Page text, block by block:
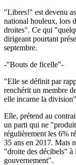
"Libres!" est devenu
national houleux, lors
droites". Ce qui
dirigeant pourtant
septembre.
-"Bouts de ficelle"-
"Elle se définit par
renchérit un membre
elle incarne la
Elle, prétend au
un parti qui ne
régulièrement les 6%
35 ans en 2017. Mais
"droite des décibels" à
gouvernement".